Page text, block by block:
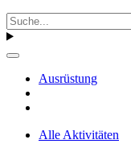
Ausrüstung
Alle Aktivitäten